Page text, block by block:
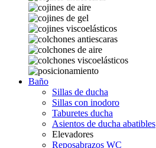
Baño
Sillas de ducha
Sillas con inodoro
Taburetes ducha
Asientos de ducha abatibles
Elevadores
Reposabrazos WC